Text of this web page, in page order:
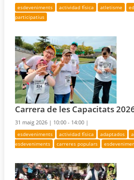
esdeveniments actividad física atletisme
participatius
Carrera de les Capacitats
31 maig 2026 | 10:00 - 14:00 |
esdeveniments actividad física adaptados
esdeveniments
carreres populars